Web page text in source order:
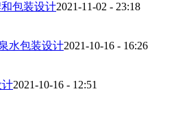
包装设计2021-11-02 - 23:18
水包装设计2021-10-16 - 16:26
计2021-10-16 - 12:51